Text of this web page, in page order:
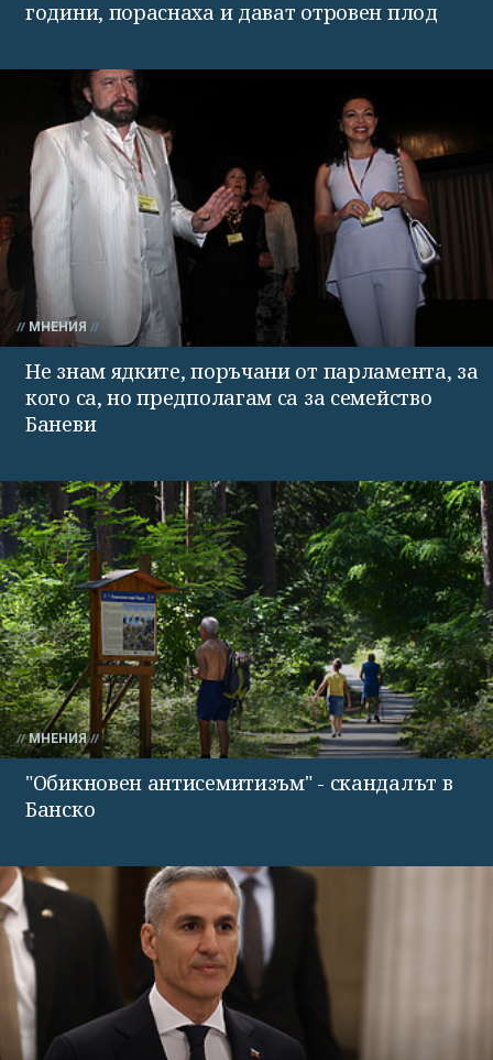
години, пораснаха и дават отровен плод
МНЕНИЯ
Не знам ядките, поръчани от парламента, за
кого са, но предполагам са за семейство
Баневи
МНЕНИЯ
"Обикновен антисемитизъм" - скандалът в
Банско